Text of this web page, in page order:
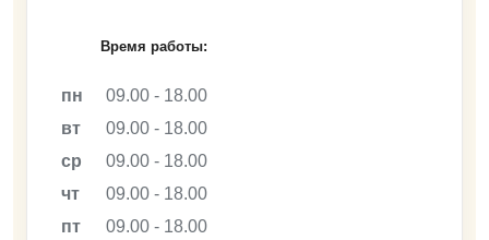
Время работы:
пн
09.00 - 18.00
вт
09.00 - 18.00
ср
09.00 - 18.00
чт
09.00 - 18.00
пт
09.00 - 18.00